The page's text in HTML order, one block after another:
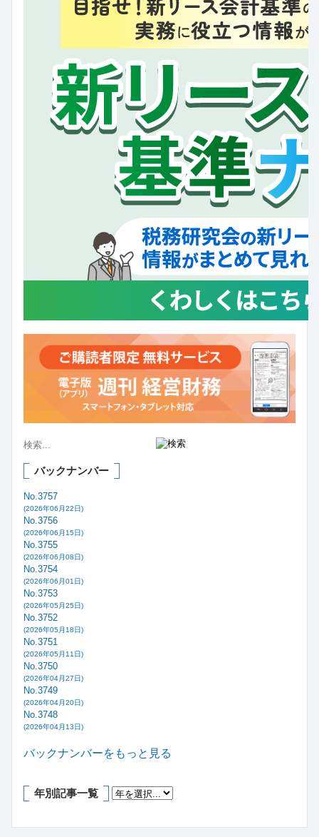
バックナンバー
No.3757
(2026年06月22日)
No.3756
(2026年06月15日)
No.3755
(2026年06月08日)
No.3754
(2026年06月01日)
No.3753
(2026年05月25日)
No.3752
(2026年05月18日)
No.3751
(2026年05月11日)
No.3750
(2026年04月27日)
No.3749
(2026年04月20日)
No.3748
(2026年04月13日)
バックナンバーをもっと見る
年別記事一覧